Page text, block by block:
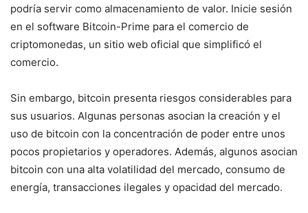
podría servir como almacenamiento de valor. Inicie sesión
en el software Bitcoin-Prime para el comercio de
criptomonedas, un sitio web oficial que simplificó el
comercio.
Sin embargo, bitcoin presenta riesgos considerables para
sus usuarios. Algunas personas asocian la creación y el
uso de bitcoin con la concentración de poder entre unos
pocos propietarios y operadores. Además, algunos asocian
bitcoin con una alta volatilidad del mercado, consumo de
energía, transacciones ilegales y opacidad del mercado.